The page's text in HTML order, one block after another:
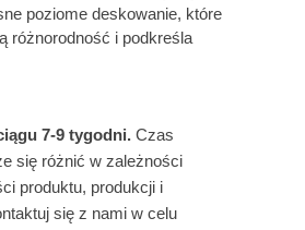
poziome deskowanie, które
różnorodność i podkreśla
7-9 tygodni. Czas
się różnić w zależności
produktu, produkcji i
się z nami w celu